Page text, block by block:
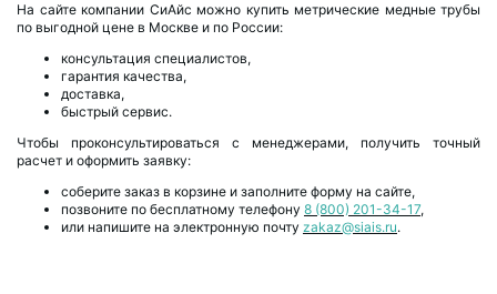
На сайте компании СиАйс можно купить метрические медные трубы
по выгодной цене в Москве и по России:
консультация специалистов,
гарантия качества,
доставка,
быстрый сервис.
Чтобы проконсультироваться с менеджерами, получить точный
расчет и оформить заявку:
соберите заказ в корзине и заполните форму на сайте,
позвоните по бесплатному телефону 8 (800) 201-34-17,
или напишите на электронную почту zakaz@siais.ru.